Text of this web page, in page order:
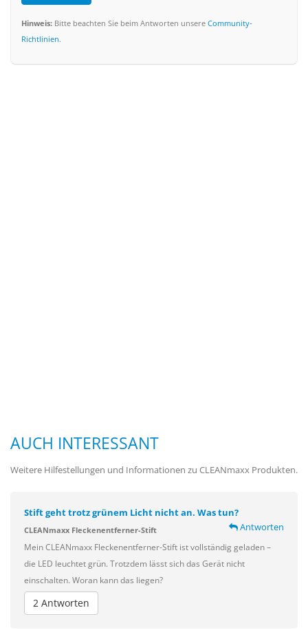
Hinweis: Bitte beachten Sie beim Antworten unsere Community-
Richtlinien.
AUCH INTERESSANT
Weitere Hilfestellungen und Informationen zu CLEANmaxx Produkten.
Stift geht trotz grünem Licht nicht an. Was tun?
Antworten
CLEANmaxx Fleckenentferner-Stift
Mein CLEANmaxx Fleckenentferner-Stift ist vollständig geladen –
die LED leuchtet grün. Trotzdem lässt sich das Gerät nicht
einschalten. Woran kann das liegen?
2 Antworten